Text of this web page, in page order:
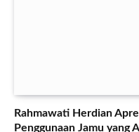
Rahmawati Herdian
Penggunaan Jamu yang